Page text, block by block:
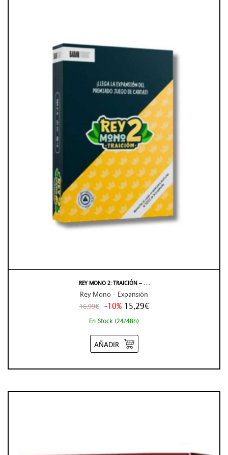
REY MONO 2: TRAICIÓN – . . .
Rey Mono - Expansión
16,99€ -10% 15,29€
En Stock (24/48h)
AÑADIR